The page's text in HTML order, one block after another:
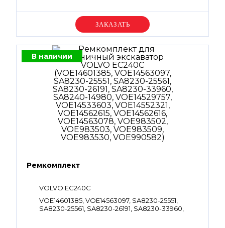
Уточняйте цену
В наличии
Ремкомплект
VOLVO EC240C
VOE14601385, VOE14563097, SA8230-25551,
SA8230-25561, SA8230-26191, SA8230-33960,